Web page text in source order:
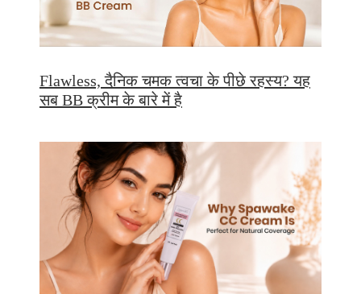
Flawless, दैनिक चमक त्वचा के पीछे रहस्य? यह
सब BB क्रीम के बारे में है